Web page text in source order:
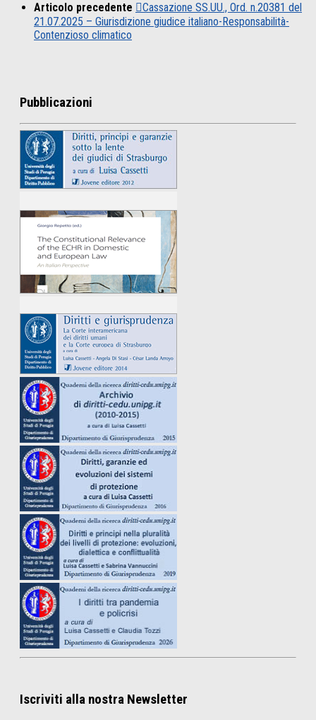
Articolo precedente
Cassazione SS.UU., Ord. n.20381 del
21.07.2025 – Giurisdizione giudice italiano-Responsabilità-
Contenzioso climatico
Pubblicazioni
Iscriviti alla nostra Newsletter